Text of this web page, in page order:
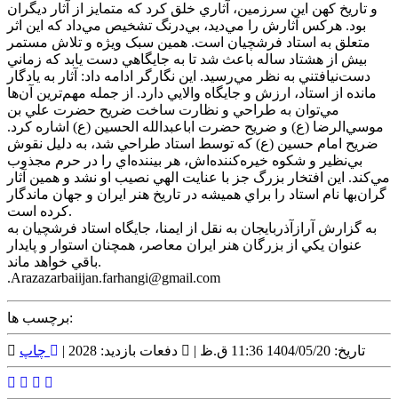
و تاريخ کهن اين سرزمين، آثاري خلق کرد که متمايز از آثار ديگران
بود. هرکس آثارش را مي‌ديد، بي‌درنگ تشخيص مي‌داد که اين اثر
متعلق به استاد فرشچيان است. همين سبک ويژه و تلاش مستمر
بيش از هشتاد ساله باعث شد تا به جايگاهي دست يابد که زماني
دست‌نيافتني به نظر مي‌رسيد. اين نگارگر ادامه داد: آثار به يادگار
مانده از استاد، ارزش و جايگاه والايي دارد. از جمله مهم‌ترين آن‌ها
مي‌توان به طراحي و نظارت ساخت ضريح حضرت علي بن
موسي‌الرضا (ع) و ضريح حضرت اباعبدالله الحسين (ع) اشاره کرد.
ضريح امام حسين (ع) که توسط استاد طراحي شد، به دليل نقوش
بي‌نظير و شکوه خيره‌کننده‌اش، هر بيننده‌اي را در حرم مجذوب
مي‌کند. اين افتخار بزرگ جز با عنايت الهي نصيب او نشد و همين آثار
گران‌بها نام استاد را براي هميشه در تاريخ هنر ايران و جهان ماندگار
کرده است.
به گزارش آرازآذربايجان به نقل از ايمنا، جايگاه استاد فرشچيان به
عنوان يکي از بزرگان هنر ايران معاصر، همچنان استوار و پايدار
باقي خواهد ماند.
.Arazazarbaiijan.farhangi@gmail.com
برچسب ها:
تاریخ: 1404/05/20 11:36 ق.ظ | دفعات بازدید: 2028 | چاپ